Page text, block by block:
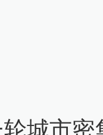
城市密